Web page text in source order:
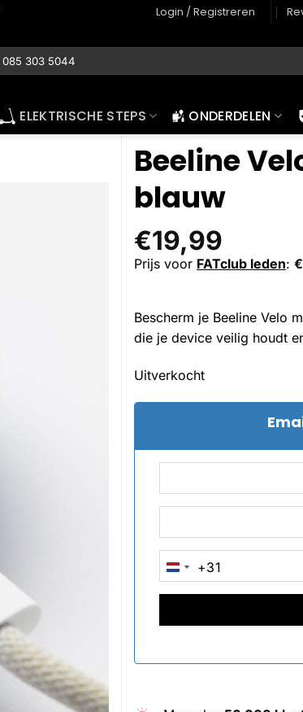
Login / Registreren
ELEKTRISCHE STEPS ONDERDELEN
Beeline
blauw
€19,99
Prijs voor FATclub leden: €
Bescherm je Beeline Velo
die je device veilig houdt
Uitverkocht
NETHERLANDS
+31
+31